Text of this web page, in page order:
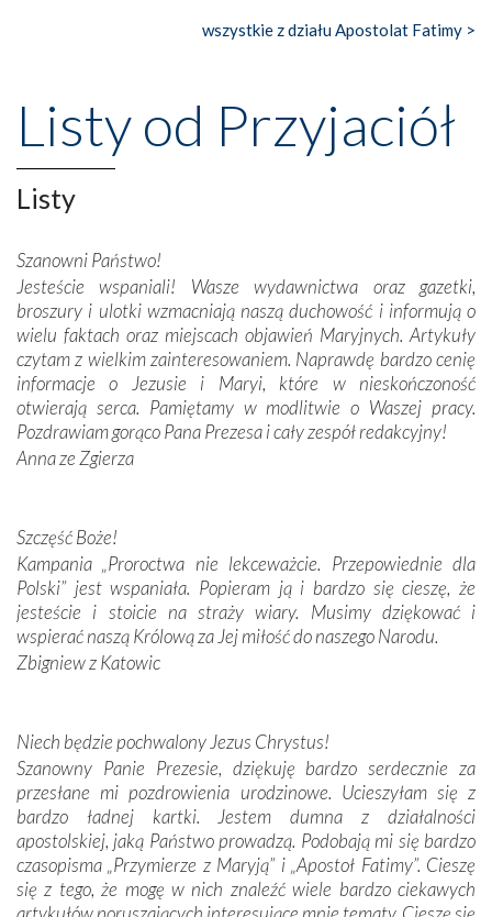
Nasze pielgrzymkowe wyprawy, których celem były
wspaniałe klasztory w miasteczku Alcobaça czy w Batalhi,
Opatrznościową pomoc w wygranej bitwie o
niepodległość kraju. Zachwyt budziła potężna, a zarazem
misterna architektura tych monumentalnych dzieł,
wspaniałe zdobienia, dbałość ich twórców o detale,
połączenie talentów z wytrwałością i pracowitością
Podążyliśmy też śladami fatimskich wizjonerów – Łucji
dos Santos oraz świętych Hiacynty i Franciszka Marto.
Modliliśmy się przy ich grobach. Odprawiliśmy Drogę
Krzyżową w ich rodzinnych stronach, odwiedziliśmy
domy, w których żyli.
W miejscu objawień Matki Bożej zapaliliśmy świece
przywiezione wraz z intencjami powierzonymi nam przez
spotykaliśmy się z serdeczną otwartością
Portugalczyków. Podziwialiśmy ich ludową sztukę i
zwyczaje. Mimo że nasze kraje są od siebie bardzo
oddalone, w żaden sposób nie czuliśmy się obco.
Sprawiła to oczywiście sama Matka Boża, ale też
kulturowa bliskość biorąca swój początek w naszej
wspólnej wierze. Podczas wyjazdów do historycznych
mieliśmy okazję przekonać się, że Maryja swoją opieką
otacza nie tylko nasz naród, lecz wszystkie nacje, które
się Jej ufnie oddają, a także każdą osobę, która zawierza
Jej siebie oraz swych bliskich.
Dzieje Portugalii to również historia wierności Bogu i
odstępstw, także w życiu władców. Trudne momenty w
wymiarze tak osobistym, jak i zbiorowym, przypominają o
wszystkie z działu Apostolat Fatimy >
Listy od Przyjaciół
Listy
Szanowni Państwo!
Jesteście wspaniali! Wasze wydawnictwa oraz gazetki,
broszury i ulotki wzmacniają naszą duchowość i informują o
wielu faktach oraz miejscach objawień Maryjnych. Artykuły
czytam z wielkim zainteresowaniem. Naprawdę bardzo cenię
informacje o Jezusie i Maryi, które w nieskończoność
otwierają serca. Pamiętamy w modlitwie o Waszej pracy.
Pozdrawiam gorąco Pana Prezesa i cały zespół redakcyjny!
Anna ze Zgierza
Szczęść Boże!
Kampania „Proroctwa nie lekceważcie. Przepowiednie dla
Polski” jest wspaniała. Popieram ją i bardzo się cieszę, że
jesteście i stoicie na straży wiary. Musimy dziękować i
wspierać naszą Królową za Jej miłość do naszego Narodu.
Zbigniew z Katowic
Niech będzie pochwalony Jezus Chrystus!
Szanowny Panie Prezesie, dziękuję bardzo serdecznie za
przesłane mi pozdrowienia urodzinowe. Ucieszyłam się z
bardzo ładnej kartki. Jestem dumna z działalności
apostolskiej, jaką Państwo prowadzą. Podobają mi się bardzo
czasopisma „Przymierze z Maryją” i „Apostoł Fatimy”. Cieszę
się z tego, że mogę w nich znaleźć wiele bardzo ciekawych